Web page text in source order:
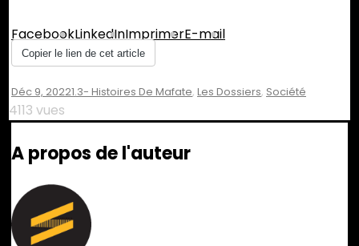
FacebookLinkedInImprimerE-mail
Copier le lien de cet article
Déc 9, 20221.3- Histoires De Mafate, Les Dossiers, Société
4113 vues
A propos de l'auteur